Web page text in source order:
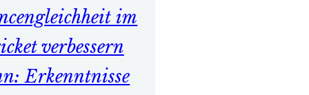
im
verbessern
Erkenntnisse